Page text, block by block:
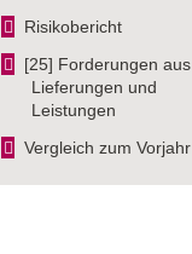
Risikobericht
[25] Forderungen aus
Lieferungen und
Leistungen
Vergleich zum Vorjahr